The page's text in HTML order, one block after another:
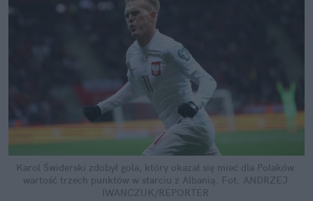
Karol Świderski zdobył gola, który okazał się mieć dla Polaków
wartość trzech punktów w starciu z Albanią.
Fot. ANDRZEJ
IWANCZUK/REPORTER